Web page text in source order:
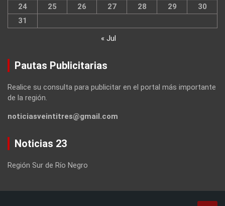
24
25 26 27 28 29
30
31
« Jul
Pautas Publicitarias
Realice su consulta para publicitar en el portal más importante
de la región.
noticiasveintitres@gmail.com
Noticias 23
Región Sur de Río Negro